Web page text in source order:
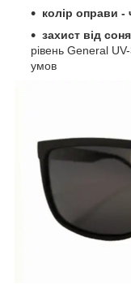
колір оправи -
захист від
рівень General
умов